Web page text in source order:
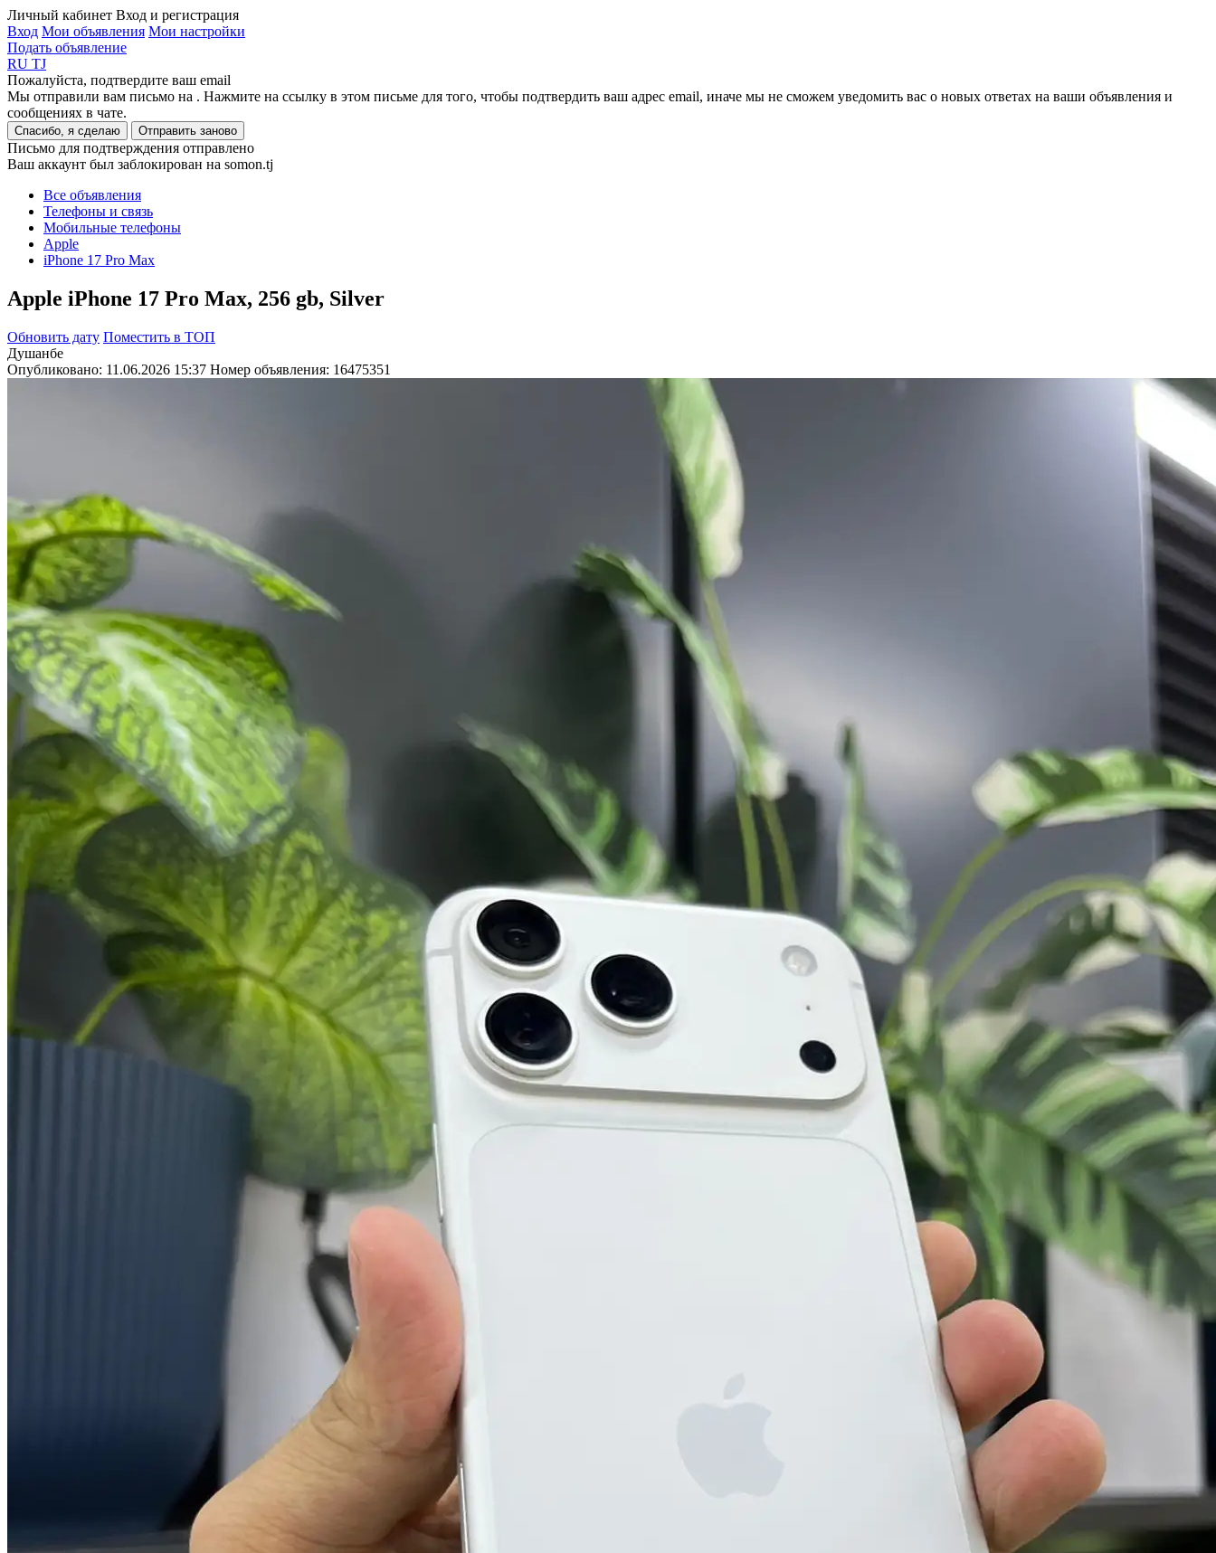
Личный кабинет Вход и регистрация
Вход Мои объявления Мои настройки
Подать объявление
RU TJ
Пожалуйста, подтвердите ваш email
Мы отправили вам письмо на . Нажмите на ссылку в этом письме для того, чтобы подтвердить ваш адрес email, иначе мы не сможем уведомить вас о новых ответах на ваши объявления и
сообщениях в чате.
Спасибо, я сделаю Отправить заново
Письмо для подтверждения отправлено
Ваш аккаунт был заблокирован на somon.tj
Все объявления
Телефоны и связь
Мобильные телефоны
Apple
iPhone 17 Pro Max
Apple iPhone 17 Pro Max, 256 gb, Silver
Обновить дату Поместить в ТОП
Душанбе
Опубликовано: 11.06.2026 15:37 Номер объявления: 16475351